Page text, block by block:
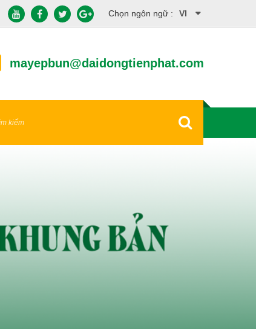
Chọn ngôn ngữ : VI
mayepbun@daidongtienphat.com